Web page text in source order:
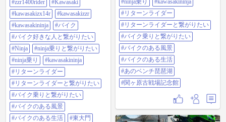
#zx14r #zx-14r #zx14r乗りと繋がり
たい #z×14rcustom #zzr1400
#zzr1400rider #kawasaki
#kawasakizx14r #kawasakizzr
#kawasakininja #バイク #バイク好き
な人と繋がりたい #ninja #ninja乗り
と繋がりたい #ninja乗り
#kawasakininja #リターンライダー #
リターンライダーと繋がりたい #バ
イク乗りと繋がりたい #バイクのあ
る風景 #バイクのある生活 #あのベ
#ninja乗り
#kawasakininja
#リターンライダー
#リターンライダーと繋がりたい
#バイク乗りと繋がりたい
#バイクのある風景
#バイクのある生活
#あのベンチ琵琶湖
#関ヶ原古戦場記念館
nineTさんとの追っかけっこが楽し
かった。知らん人だけど(笑) 志賀坂
峠ってまだ通行止めなのかね…？
#zx14r #zx-14r #zx14r乗りと繋がり
たい #z×14rcustom #zzr1400
#zzr1400rider #kawasaki
#kawasakizx14r #kawasakizzr
#kawasakininja #バイク #バイク好き
な人と繋がりたい #ninja #ninja乗り
と繋がりたい #ninja乗り
#kawasakininja #リターンライダー #
リターンライダーと繋がりたい #バ
イク乗りと繋がりたい #バイクのあ
る風景 #バイクのある生活 #東大門
#名栗湖
#zzr1400rider
#Kawasaki
#kawasakizx14r
#kawasakizzr
#kawasakininja
#バイク
#バイク好きな人と繋がりたい
#Ninja
#ninja乗りと繋がりたい
#ninja乗り
#kawasakininja
#リターンライダー
#リターンライダーと繋がりたい
#バイク乗りと繋がりたい
#バイクのある風景
#バイクのある生活
#東大門